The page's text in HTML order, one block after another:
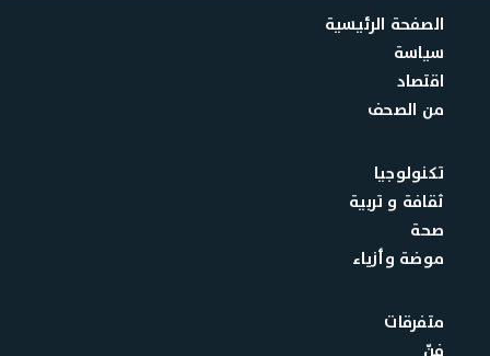
الصفحة الرئيسية
سياسة
اقتصاد
من الصحف
تكنولوجيا
ثقافة و تربية
صحة
موضة وأزياء
متفرقات